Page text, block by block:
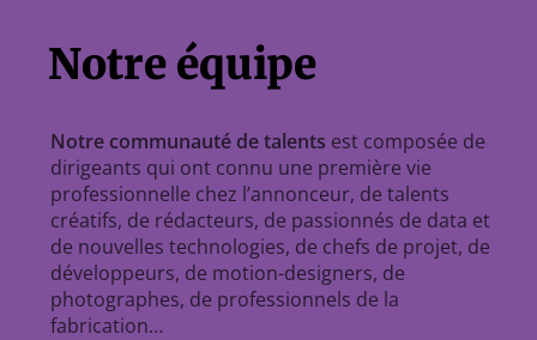
Notre équipe
Notre communauté de talents est composée de
dirigeants qui ont connu une première vie
professionnelle chez l’annonceur, de talents
créatifs, de rédacteurs, de passionnés de data et
de nouvelles technologies, de chefs de projet, de
développeurs, de motion-designers, de
photographes, de professionnels de la
fabrication…